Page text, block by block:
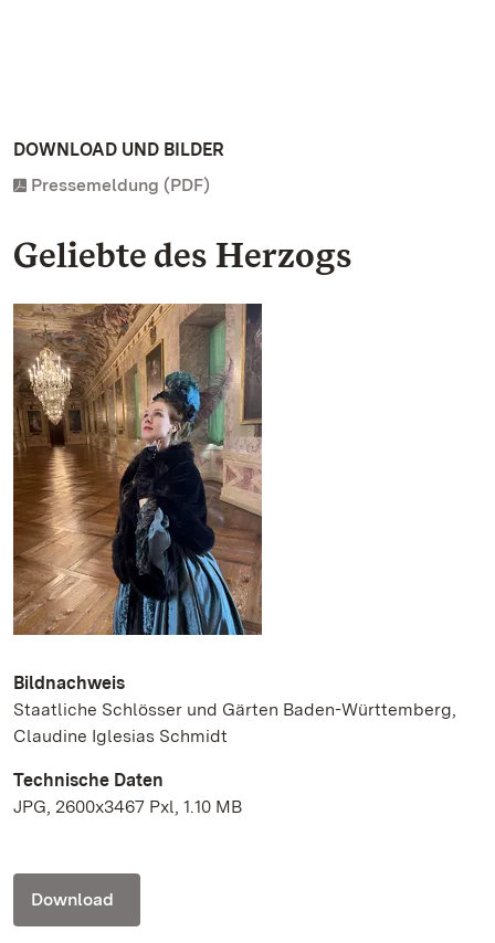
DOWNLOAD UND BILDER
Pressemeldung (PDF)
Geliebte des Herzogs
Bildnachweis
Staatliche Schlösser und Gärten Baden-Württemberg,
Claudine Iglesias Schmidt
Technische Daten
JPG, 2600x3467 Pxl, 1.10 MB
Download